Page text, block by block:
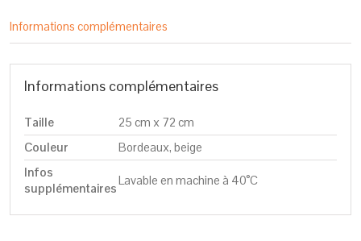
Informations complémentaires
Informations complémentaires
Taille
25 cm x 72 cm
Couleur
Bordeaux, beige
Infos
supplémentaires
Lavable en machine à 40°C